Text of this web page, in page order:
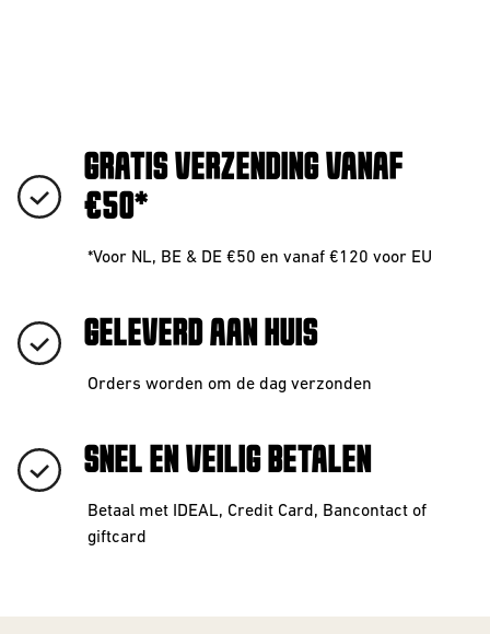
GRATIS VERZENDING VANAF
€50*
*Voor NL, BE & DE €50 en vanaf €120 voor EU
GELEVERD AAN HUIS
Orders worden om de dag verzonden
SNEL EN VEILIG BETALEN
Betaal met IDEAL, Credit Card, Bancontact of
giftcard